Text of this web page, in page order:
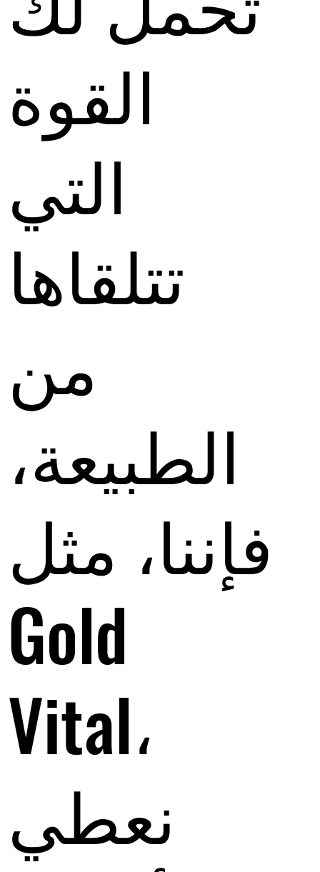
القوة
التي
تتلقاها
من
الطبيعة،
فإننا، مثل
Gold
Vital،
نعطي